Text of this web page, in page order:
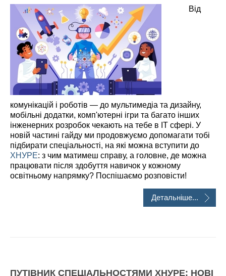
Від
комунікацій і роботів — до мультимедіа та дизайну,
мобільні додатки, комп'ютерні ігри та багато інших
інженерних розробок чекають на тебе в IT сфері. У
новій частині гайду ми продовжуємо допомагати тобі
підбирати спеціальності, на які можна вступити до
ХНУРЕ: з чим матимеш справу, а головне, де можна
працювати після здобуття навичок у кожному
освітньому напрямку? Поспішаємо розповісти!
Детальніше...
ПУТІВНИК СПЕЦІАЛЬНОСТЯМИ ХНУРЕ: НОВІ